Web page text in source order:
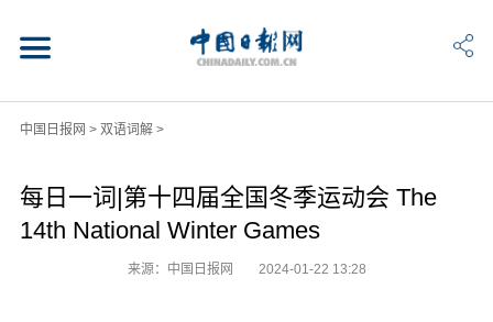
中国日报网 > 双语词解>
每日一词|第十四届全国冬季运动会 The
14th National Winter Games
来源：中国日报网 2024-01-22 13:28